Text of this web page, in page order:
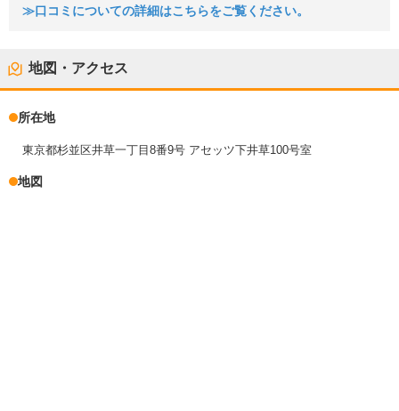
≫口コミについての詳細はこちらをご覧ください。
地図・アクセス
所在地
東京都杉並区井草一丁目8番9号 アセッツ下井草100号室
地図